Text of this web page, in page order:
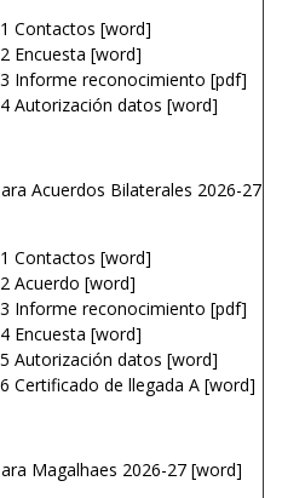
Contactos [word]
Encuesta [word]
3 Informe reconocimiento [pdf]
Autorización datos [word]
Acuerdos Bilaterales 2026-27
Contactos [word]
Acuerdo [word]
3 Informe reconocimiento [pdf]
Encuesta [word]
Autorización datos [word]
Certificado de llegada A [word]
Magalhaes 2026-27 [word]